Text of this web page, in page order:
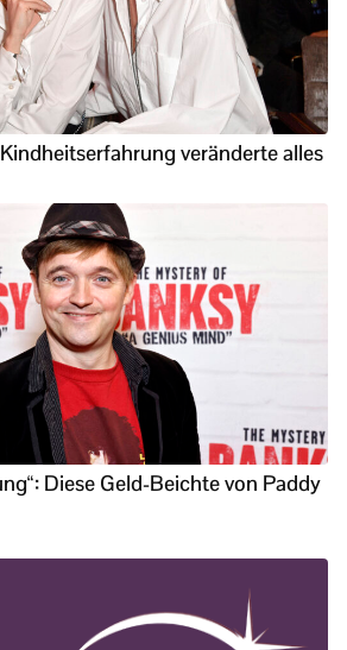
veränderte alles
Diese Geld-Beichte von Paddy